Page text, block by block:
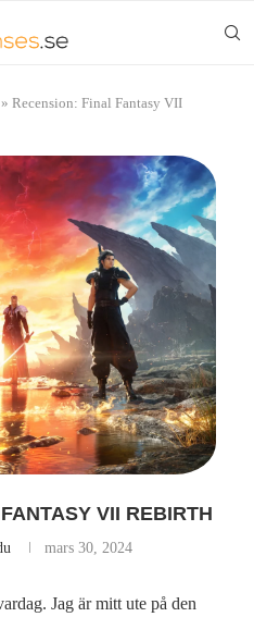
» Recension: Final Fantasy VII
VII REBIRTH
mars 30, 2024
Jag är mitt ute på den